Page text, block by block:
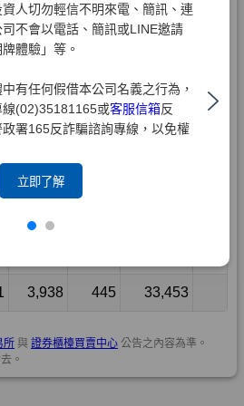
人切勿輕信不明來電、簡訊、連
不會以電話、簡訊或LINE邀請
體驗」等。
有任何假借本公司名義之行為，
(02)35181165或客服信箱反
署165反詐騙諮詢專線，以免權
立即了解